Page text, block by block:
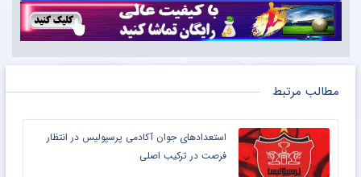
مطالب مرتبط
استعدادهای جوان آکادمی پرسپولیس در انتظار
فرصت در ترکیب اصلی